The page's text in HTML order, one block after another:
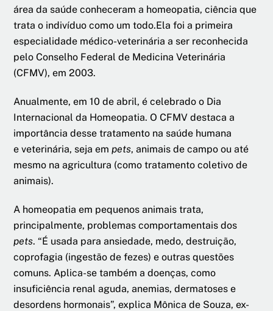
área da saúde conheceram a homeopatia, ciência que
trata o indivíduo como um todo.Ela foi a primeira
especialidade médico-veterinária a ser reconhecida
pelo Conselho Federal de Medicina Veterinária
(CFMV), em 2003.
Anualmente, em 10 de abril, é celebrado o Dia
Internacional da Homeopatia. O CFMV destaca a
importância desse tratamento na saúde humana
e veterinária, seja empets, animais de campo ou até
mesmo na agricultura (como tratamento coletivo de
animais).
A homeopatia em pequenos animais trata,
principalmente, problemas comportamentais dos
pets. “É usada para ansiedade, medo, destruição,
coprofagia (ingestão de fezes) e outras questões
comuns. Aplica-se também a doenças, como
insuficiência renal aguda, anemias, dermatoses e
desordens hormonais”, explica Mônica de Souza, ex-